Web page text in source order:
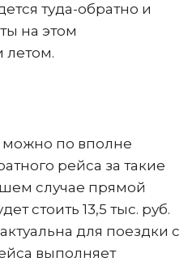
туда-обратно и
на этом
летом.
можно по вполне
рейса за такие
случае прямой
стоить 13,5 тыс. руб.
для поездки с
выполняет